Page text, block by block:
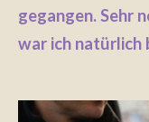
gegangen. Sehr
war ich natürlich